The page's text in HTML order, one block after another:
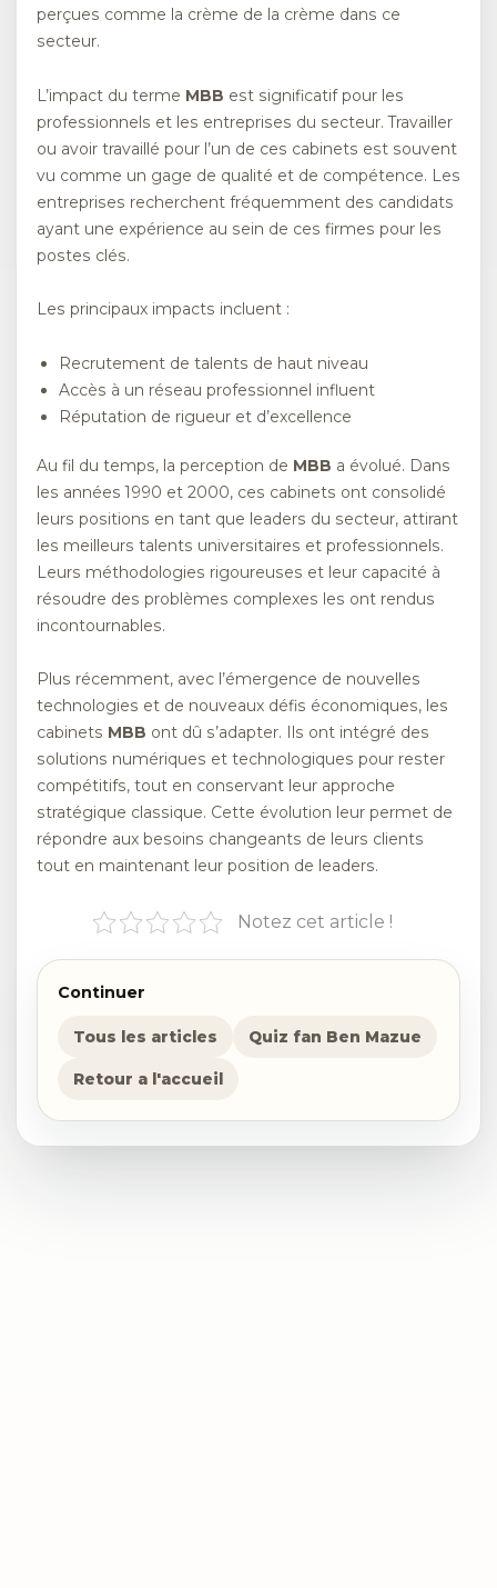
perçues comme la crème de la crème dans ce
secteur.
L’impact du terme MBB est significatif pour les
professionnels et les entreprises du secteur. Travailler
ou avoir travaillé pour l’un de ces cabinets est souvent
vu comme un gage de qualité et de compétence. Les
entreprises recherchent fréquemment des candidats
ayant une expérience au sein de ces firmes pour les
postes clés.
Les principaux impacts incluent :
Recrutement de talents de haut niveau
Accès à un réseau professionnel influent
Réputation de rigueur et d’excellence
Au fil du temps, la perception de MBB a évolué. Dans
les années 1990 et 2000, ces cabinets ont consolidé
leurs positions en tant que leaders du secteur, attirant
les meilleurs talents universitaires et professionnels.
Leurs méthodologies rigoureuses et leur capacité à
résoudre des problèmes complexes les ont rendus
incontournables.
Plus récemment, avec l’émergence de nouvelles
technologies et de nouveaux défis économiques, les
cabinets MBB ont dû s’adapter. Ils ont intégré des
solutions numériques et technologiques pour rester
compétitifs, tout en conservant leur approche
stratégique classique. Cette évolution leur permet de
répondre aux besoins changeants de leurs clients
tout en maintenant leur position de leaders.
Notez cet article !
Continuer
Tous les articles Quiz fan Ben Mazue
Retour a l'accueil